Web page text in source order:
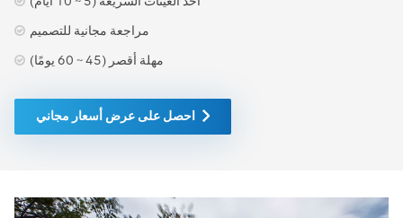
مراجعة مجانية للتصميم
مهلة أقصر (45 ~ 60 يومًا)
احصل على عرض أسعار مجاني